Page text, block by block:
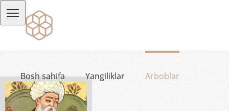
Bosh sahifa Yangiliklar Arboblar